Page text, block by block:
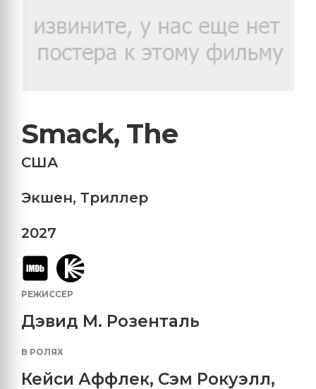
Smack, The
США
Экшен, Триллер
2027
РЕЖИССЕР
Дэвид М. Розенталь
В РОЛЯХ
Кейси Аффлек, Сэм Рокуэлл,